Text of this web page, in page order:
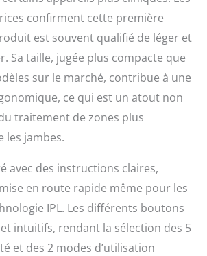
confirment cette première
est souvent qualifié de léger et
Sa taille, jugée plus compacte que
sur le marché, contribue à une
ce qui est un atout non
traitement de zones plus
les jambes.
avec des instructions claires,
en route rapide même pour les
IPL. Les différents boutons
intuitifs, rendant la sélection des 5
et des 2 modes d’utilisation